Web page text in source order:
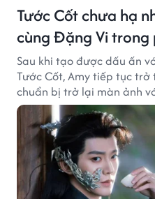
Tước Cốt chưa hạ
cùng Đặng Vi trong
Sau khi tạo được dấu ấn
Tước Cốt, Amy tiếp tục
chuẩn bị trở lại màn ảnh
Phổ.